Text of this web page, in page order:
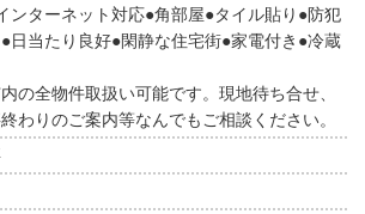
ンターネット対応 角部屋 タイル貼り 防犯
日当たり良好 閑静な住宅街 家電付き 冷蔵
の全物件取扱い可能です。現地待ち合せ、
わりのご案内等なんでもご相談ください。